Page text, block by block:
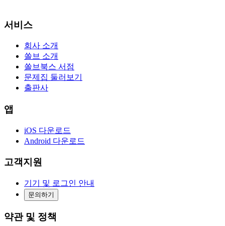
서비스
회사 소개
쏠브 소개
쏠브북스 서점
문제집 둘러보기
출판사
앱
iOS 다운로드
Android 다운로드
고객지원
기기 및 로그인 안내
문의하기
약관 및 정책